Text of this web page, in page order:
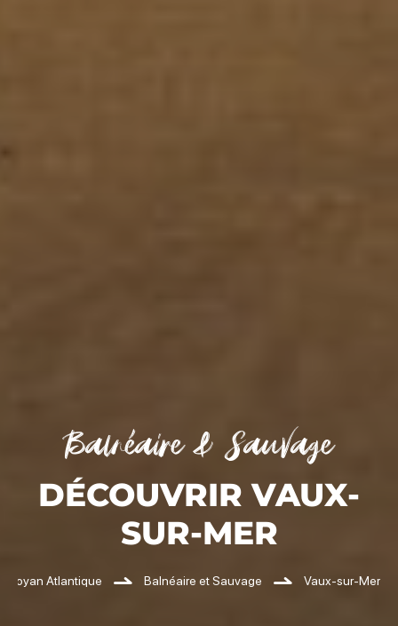
Balnéaire & Sauvage
DÉCOUVRIR VAUX-
SUR-MER
Royan Atlantique Balnéaire et Sauvage Vaux-sur-Mer